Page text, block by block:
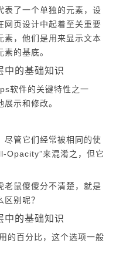
表了一个单独的元素，设
网页设计中起着至关重要
素，他们是用来显示文本
的基底。
软件的关键特性之一
示和修改。
管它们经常被相同的使
Opacity”来混淆之，但它
鼠傻傻分不清楚，就是
别呢？
的百分比，这个选项一般